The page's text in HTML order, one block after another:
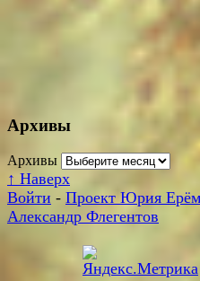
Архивы
Архивы
↑ Наверх
Войти - Проект Юрия
Александр Флегентов